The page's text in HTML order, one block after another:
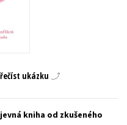
ukázku
kniha od zkušeného